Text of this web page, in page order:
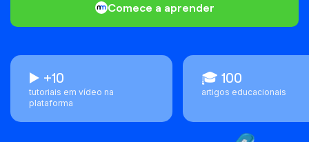
Comece a aprender
▶️ +10
tutoriais em vídeo na
plataforma
🎓 100
artigos educacionais